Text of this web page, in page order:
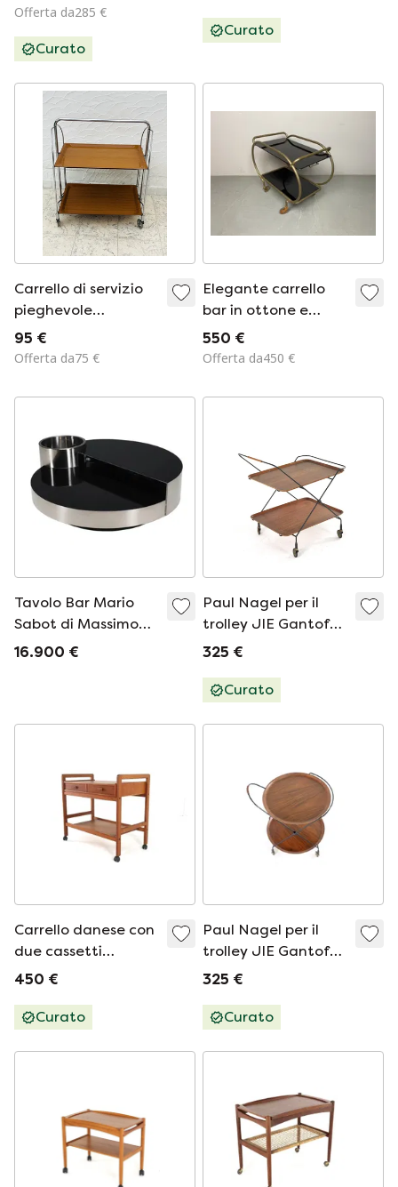
Offerta da285 €
Curato
Curato
Carrello di servizio
pieghevole
Bremshey Dinett in
cromo vintage e
95 €
Offerta da75 €
Elegante carrello
bar in ottone e
vetro nero di metà
secolo, prodotto da
Germania, anni '50.
550 €
Offerta da450 €
Tavolo Bar Mario
Sabot di Massimo
Papiri
16.900 €
Paul Nagel per il
trolley JIE Gantofte
vintage
325 €
Curato
Carrello danese con
due cassetti
'Favrholt' vintage
450 €
Curato
Paul Nagel per il
trolley JIE Gantofte
vintage
325 €
Curato